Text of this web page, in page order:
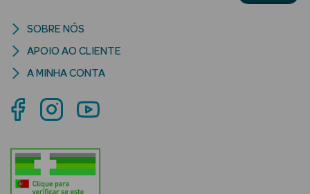
Ver Tudo
Solares
Corpo
Rosto
Solares Bebé e
Criança
SOBRE NÓS
APOIO AO CLIENTE
A MINHA CONTA